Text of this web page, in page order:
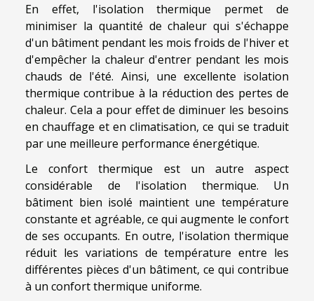
En effet, l'isolation thermique permet de
minimiser la quantité de chaleur qui s'échappe
d'un bâtiment pendant les mois froids de l'hiver et
d'empêcher la chaleur d'entrer pendant les mois
chauds de l'été. Ainsi, une excellente isolation
thermique contribue à la réduction des pertes de
chaleur. Cela a pour effet de diminuer les besoins
en chauffage et en climatisation, ce qui se traduit
par une meilleure performance énergétique.
Le confort thermique est un autre aspect
considérable de l'isolation thermique. Un
bâtiment bien isolé maintient une température
constante et agréable, ce qui augmente le confort
de ses occupants. En outre, l'isolation thermique
réduit les variations de température entre les
différentes pièces d'un bâtiment, ce qui contribue
à un confort thermique uniforme.